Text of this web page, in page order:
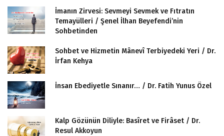
İmanın Zirvesi: Sevmeyi Sevmek ve Fıtratın
Temayülleri / Şenel İlhan Beyefendi’nin
Sohbetinden
Sohbet ve Hizmetin Mânevî Terbiyedeki Yeri / Dr.
İrfan Kehya
İnsan Ebediyetle Sınanır… / Dr. Fatih Yunus Özel
Kalp Gözünün Diliyle: Basîret ve Firâset / Dr.
Resul Akkoyun